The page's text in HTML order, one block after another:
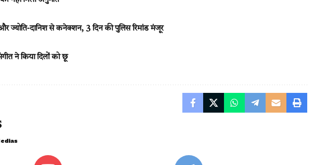
ज्योति-दानिश से कनेक्शन, 3 दिन की पुलिस रिमांड मंजूर
ने किया दिलों को छू